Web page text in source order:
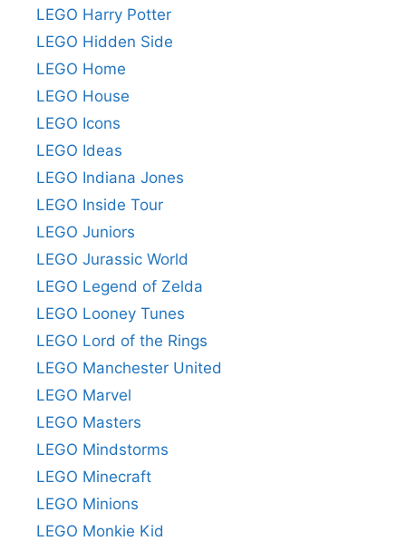
LEGO Harry Potter
LEGO Hidden Side
LEGO Home
LEGO House
LEGO Icons
LEGO Ideas
LEGO Indiana Jones
LEGO Inside Tour
LEGO Juniors
LEGO Jurassic World
LEGO Legend of Zelda
LEGO Looney Tunes
LEGO Lord of the Rings
LEGO Manchester United
LEGO Marvel
LEGO Masters
LEGO Mindstorms
LEGO Minecraft
LEGO Minions
LEGO Monkie Kid